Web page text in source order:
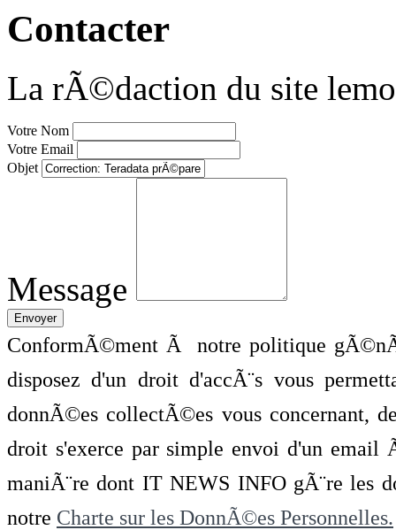
Contacter
La rÃ©daction du site
Votre Nom
Votre Email
Objet
Message
ConformÃ©ment Ã notre politique
disposez d'un droit d'accÃ¨s vous
donnÃ©es collectÃ©es vous concernant,
droit s'exerce par simple envoi d'un
maniÃ¨re dont IT NEWS INFO gÃ¨re les
notre Charte sur les DonnÃ©es Personnelles.